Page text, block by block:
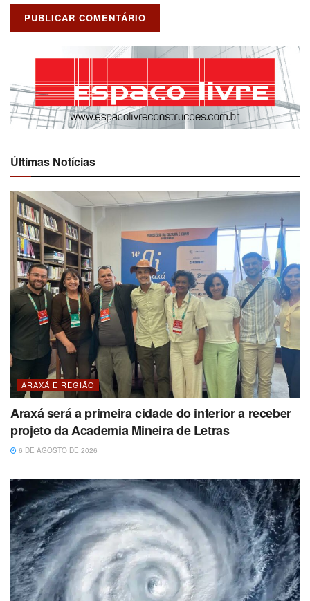
Últimas Notícias
ARAXÁ E REGIÃO
Araxá será a primeira cidade do interior a receber
projeto da Academia Mineira de Letras
6 DE AGOSTO DE 2026